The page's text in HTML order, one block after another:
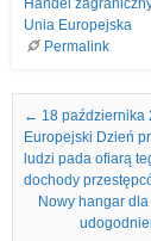
Handel zagraniczny
Unia Europejska
Permalink
Nawigacja we
← 18 października
Europejski Dzień
ludzi pada ofiarą
dochody
Nowy hangar